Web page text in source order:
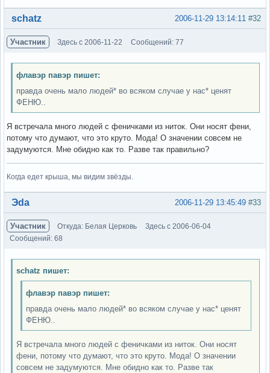
Вне форума #32
2006-11-29 13:14:11
schatz
Участник Здесь с 2006-11-22 Сообщений: 77
флавэр павэр пишет:
правда очень мало людей* во всяком случае у нас* ценят
ФЕНЮ..
Я встречала много людей с феничками из ниток. Они носят фени,
потому что думают, что это круто. Мода! О значении совсем не
задумуются. Мне обидно как то. Разве так правильно?
Когда едет крыша, мы видим звёзды.
Вне форума #33
2006-11-29 13:45:49
Эda
Участник Откуда: Белая Церковь
Здесь с 2006-06-04
Сообщений: 68
schatz пишет:
флавэр павэр пишет:
правда очень мало людей* во всяком случае у нас* ценят
ФЕНЮ..
Я встречала много людей с феничками из ниток. Они носят
фени, потому что думают, что это круто. Мода! О значении
совсем не задумуются. Мне обидно как то. Разве так